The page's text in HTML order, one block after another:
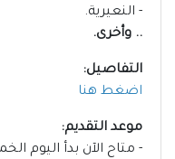
- النعيرية.
.. وأخرى.
التفاصيل:
اضغط هنا
موعد التقديم: